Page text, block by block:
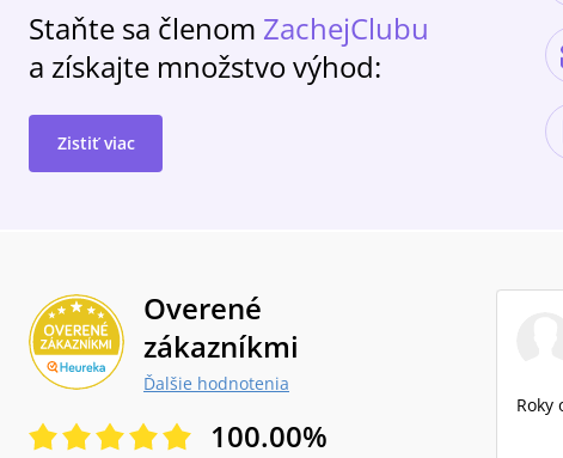
Staňte sa členom ZachejClubu
a získajte množstvo výhod:
Zistiť viac
Overené
zákazníkmi
Ďalšie hodnotenia
100.00%
Roky